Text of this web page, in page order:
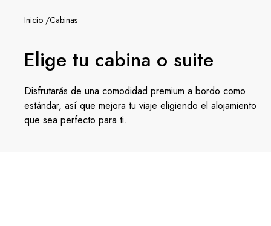
Inicio /Cabinas
Elige tu cabina o suite
Disfrutarás de una comodidad premium a bordo como
estándar, así que mejora tu viaje eligiendo el alojamiento
que sea perfecto para ti.